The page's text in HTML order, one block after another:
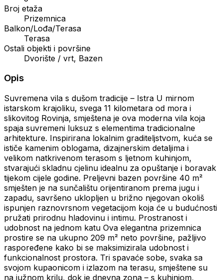
Broj etaža
Prizemnica
Balkon/Lođa/Terasa
Terasa
Ostali objekti i površine
Dvorište / vrt, Bazen
Opis
Suvremena vila s dušom tradicije – Istra U mirnom
istarskom krajoliku, svega 11 kilometara od mora i
slikovitog Rovinja, smještena je ova moderna vila koja
spaja suvremeni luksuz s elementima tradicionalne
arhitekture. Inspirirana lokalnim graditeljstvom, kuća se
ističe kamenim oblogama, dizajnerskim detaljima i
velikom natkrivenom terasom s ljetnom kuhinjom,
stvarajući skladnu cjelinu idealnu za opuštanje i boravak
tijekom cijele godine. Preljevni bazen površine 40 m²
smješten je na sunčalištu orijentiranom prema jugu i
zapadu, savršeno uklopljen u brižno njegovan okoliš
ispunjen raznovrsnom vegetacijom koja će u budućnosti
pružati prirodnu hladovinu i intimu. Prostranost i
udobnost na jednom katu Ova elegantna prizemnica
prostire se na ukupno 209 m² neto površine, pažljivo
raspoređene kako bi se maksimizirala udobnost i
funkcionalnost prostora. Tri spavaće sobe, svaka sa
svojom kupaonicom i izlazom na terasu, smještene su
na južnom krilu, dok je dnevna zona – s kuhinjom,